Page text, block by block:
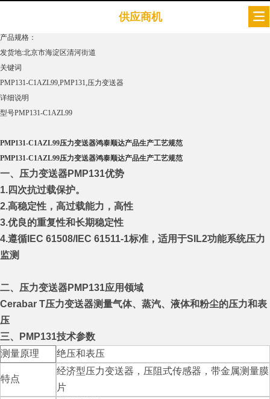
供应商机 505次
产品规格：
发货地:北京市海淀区清河街道
关键词
PMP131-C1AZL99,PMP131,压力变送器
详细说明
型号PMP131-C1AZL99
PMP131-C1AZL99压力变送器鸿泰顺达产品生产工艺规范
PMP131-C1AZL99压力变送器鸿泰顺达产品生产工艺规范
一、 压力变送器PMP131优势
1.四次抗过载保护。
2.高稳定性，高过载能力，高性
3.优良的重复性和长期稳定性
4.遵循IEC 61508/IEC 61511-1标准，适用于SIL2功能系统压力
监测
二、 压力变送器PMP131应用领域
Cerabar T压力变送器测量气体、蒸汽、液体和粉尘的压力和表
压
三、PMP131技术参数
测量原理
绝压和表压
特点
经济型压力变送器，压阻式传感器，带金属测量膜
片